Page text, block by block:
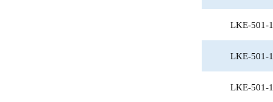
LKE-501-
LKE-501-
LKE-501-